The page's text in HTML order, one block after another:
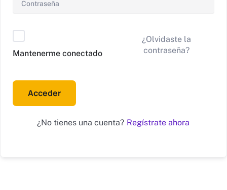
Mantenerme conectado
¿Olvidaste la
contraseña?
Acceder
¿No tienes una cuenta? Regístrate ahora